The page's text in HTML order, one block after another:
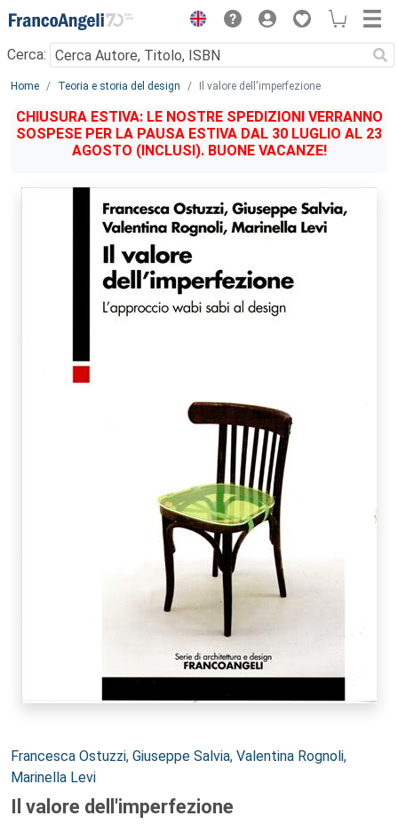
Menu
Cerca:
Main content
Home Teoria e storia del design Il valore dell'imperfezione
CHIUSURA ESTIVA: LE NOSTRE SPEDIZIONI VERRANNO
SOSPESE PER LA PAUSA ESTIVA DAL 30 LUGLIO AL 23
AGOSTO (INCLUSI). BUONE VACANZE!
Autori:
Francesca Ostuzzi, Giuseppe Salvia, Valentina Rognoli,
Marinella Levi
Il valore dell'imperfezione